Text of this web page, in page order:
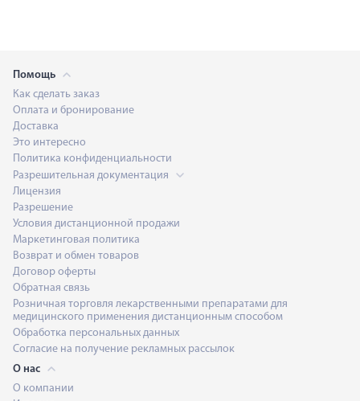
Помощь
Как сделать заказ
Оплата и бронирование
Доставка
Это интересно
Политика конфиденциальности
Разрешительная документация
Лицензия
Разрешение
Условия дистанционной продажи
Маркетинговая политика
Возврат и обмен товаров
Договор оферты
Обратная связь
Розничная торговля лекарственными препаратами для
медицинского применения дистанционным способом
Обработка персональных данных
Согласие на получение рекламных рассылок
О нас
О компании